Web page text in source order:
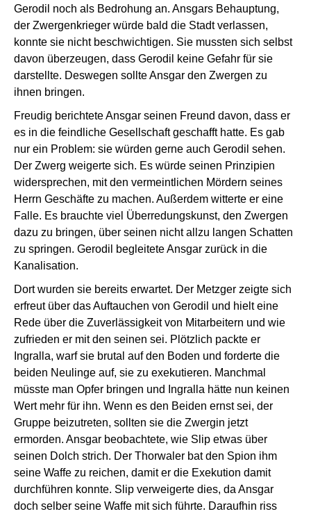
Gerodil noch als Bedrohung an. Ansgars Behauptung,
der Zwergenkrieger würde bald die Stadt verlassen,
konnte sie nicht beschwichtigen. Sie mussten sich selbst
davon überzeugen, dass Gerodil keine Gefahr für sie
darstellte. Deswegen sollte Ansgar den Zwergen zu
ihnen bringen.
Freudig berichtete Ansgar seinen Freund davon, dass er
es in die feindliche Gesellschaft geschafft hatte. Es gab
nur ein Problem: sie würden gerne auch Gerodil sehen.
Der Zwerg weigerte sich. Es würde seinen Prinzipien
widersprechen, mit den vermeintlichen Mördern seines
Herrn Geschäfte zu machen. Außerdem witterte er eine
Falle. Es brauchte viel Überredungskunst, den Zwergen
dazu zu bringen, über seinen nicht allzu langen Schatten
zu springen. Gerodil begleitete Ansgar zurück in die
Kanalisation.
Dort wurden sie bereits erwartet. Der Metzger zeigte sich
erfreut über das Auftauchen von Gerodil und hielt eine
Rede über die Zuverlässigkeit von Mitarbeitern und wie
zufrieden er mit den seinen sei. Plötzlich packte er
Ingralla, warf sie brutal auf den Boden und forderte die
beiden Neulinge auf, sie zu exekutieren. Manchmal
müsste man Opfer bringen und Ingralla hätte nun keinen
Wert mehr für ihn. Wenn es den Beiden ernst sei, der
Gruppe beizutreten, sollten sie die Zwergin jetzt
ermorden. Ansgar beobachtete, wie Slip etwas über
seinen Dolch strich. Der Thorwaler bat den Spion ihm
seine Waffe zu reichen, damit er die Exekution damit
durchführen konnte. Slip verweigerte dies, da Ansgar
doch selber seine Waffe mit sich führte. Daraufhin riss